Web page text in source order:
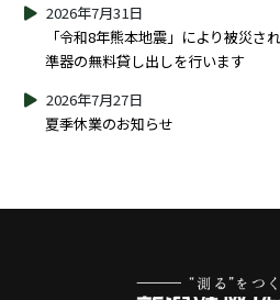
「令和8年熊本地震」により被災さ
準器の無料貸し出しを行います
2026年7月31日
夏季休業のお知らせ
2026年7月27日